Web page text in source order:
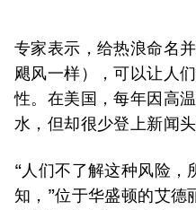
专家表示，给热浪命名
飓风一样），可以让人
性。在美国，每年因高
水，但却很少登上新闻头
“人们不了解这种风险，
知，”位于华盛顿的艾德